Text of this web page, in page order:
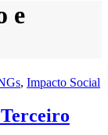
e
, Impacto Social